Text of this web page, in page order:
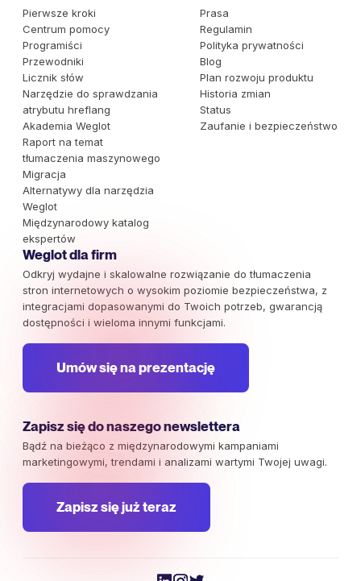
Pierwsze kroki
Centrum pomocy
Programiści
Przewodniki
Licznik słów
Narzędzie do sprawdzania
atrybutu hreflang
Akademia Weglot
Raport na temat
tłumaczenia maszynowego
Migracja
Alternatywy dla narzędzia
Weglot
Międzynarodowy katalog
ekspertów
Prasa
Regulamin
Polityka prywatności
Blog
Plan rozwoju produktu
Historia zmian
Status
Zaufanie i bezpieczeństwo
Weglot dla firm
Odkryj wydajne i skalowalne rozwiązanie do tłumaczenia
stron internetowych o wysokim poziomie bezpieczeństwa, z
integracjami dopasowanymi do Twoich potrzeb, gwarancją
dostępności i wieloma innymi funkcjami.
Umów się na prezentację
Zapisz się do naszego newslettera
Bądź na bieżąco z międzynarodowymi kampaniami
marketingowymi, trendami i analizami wartymi Twojej uwagi.
Zapisz się już teraz